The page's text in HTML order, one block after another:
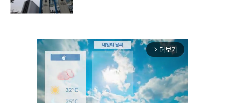
arrow_forward_ios 더보기